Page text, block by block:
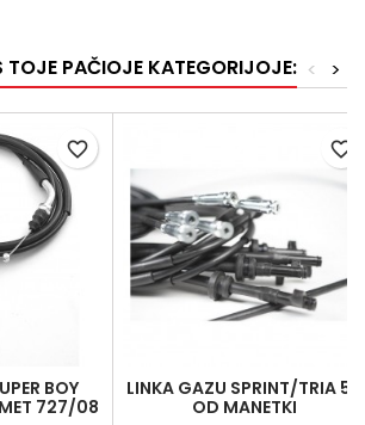
TOJE PAČIOJE KATEGORIJOJE: >
<
BOY
727/08
favorite_border
LINKA GAZU SPRINT/TRIA 50
OD MANETKI
favorite_border